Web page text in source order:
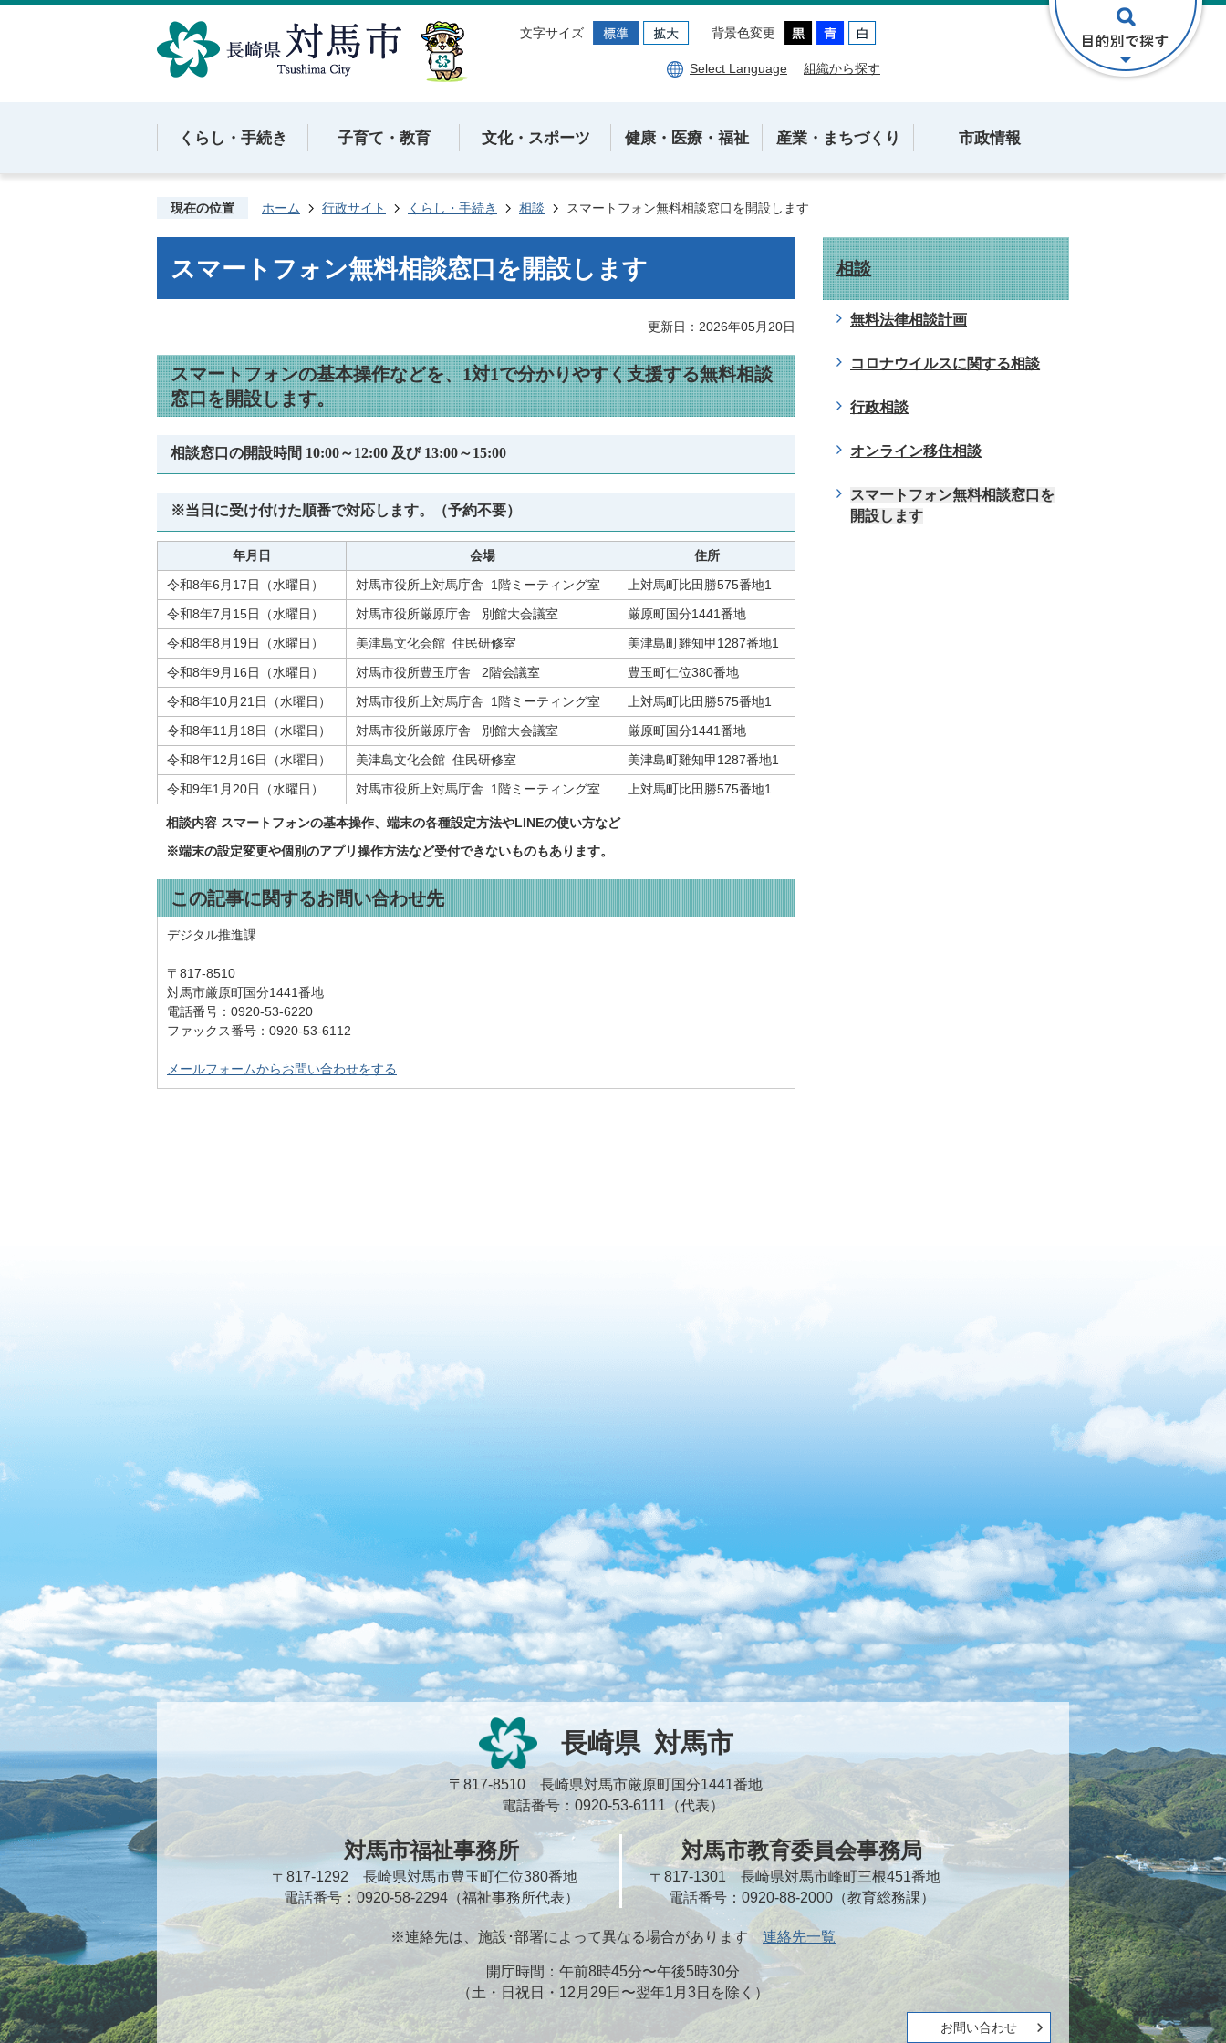
文字サイズ 背景色変更
Select Language 組織から探す
くらし・手続き 子育て・教育 文化・スポーツ 健康・医療・福祉 産業・まちづくり 市政情報
現在の位置 ホーム 行政サイト くらし・手続き 相談 スマートフォン無料相談窓口を開設します
スマートフォン無料相談窓口を開設します
更新日：2026年05月20日
スマートフォンの基本操作などを、1対1で分かりやすく支援する無料相談
窓口を開設します。
相談窓口の開設時間 10:00～12:00 及び 13:00～15:00
※当日に受け付けた順番で対応します。（予約不要）
年月日 会場
住所
令和8年6月17日（水曜日）
対馬市役所上対馬庁舎 1階ミーティング室
上対馬町比田勝575番地1
令和8年7月15日（水曜日）
対馬市役所厳原庁舎 別館大会議室
厳原町国分1441番地
令和8年8月19日（水曜日）
美津島文化会館 住民研修室
美津島町雞知甲1287番地1
令和8年9月16日（水曜日）
対馬市役所豊玉庁舎 2階会議室
豊玉町仁位380番地
令和8年10月21日（水曜日）
対馬市役所上対馬庁舎 1階ミーティング室
上対馬町比田勝575番地1
令和8年11月18日（水曜日）
対馬市役所厳原庁舎 別館大会議室
厳原町国分1441番地
令和8年12月16日（水曜日）
美津島文化会館 住民研修室
美津島町雞知甲1287番地1
令和9年1月20日（水曜日）
対馬市役所上対馬庁舎 1階ミーティング室 上対馬町比田勝575番地1
相談内容 スマートフォンの基本操作、端末の各種設定方法やLINEの使い方など
※端末の設定変更や個別のアプリ操作方法など受付できないものもあります。
この記事に関するお問い合わせ先
デジタル推進課
〒817-8510
対馬市厳原町国分1441番地
電話番号：0920-53-6220
ファックス番号：0920-53-6112
メールフォームからお問い合わせをする
相談
無料法律相談計画
コロナウイルスに関する相談
行政相談
オンライン移住相談
スマートフォン無料相談窓口を
開設します
長崎県 対馬市
〒817-8510 長崎県対馬市厳原町国分1441番地
電話番号：0920-53-6111（代表）
対馬市福祉事務所
〒817-1292 長崎県対馬市豊玉町仁位380番地
電話番号：0920-58-2294（福祉事務所代表）
対馬市教育委員会事務局
〒817-1301 長崎県対馬市峰町三根451番地
電話番号：0920-88-2000（教育総務課）
※連絡先は、施設･部署によって異なる場合があります連絡先一覧
開庁時間：午前8時45分〜午後5時30分
（土・日祝日・12月29日〜翌年1月3日を除く）
お問い合わせ